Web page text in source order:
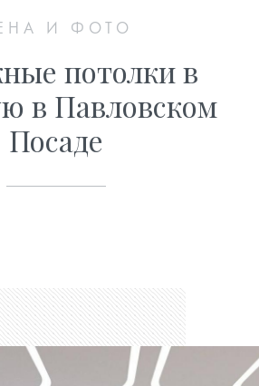
И ФОТО
потолки в
в Павловском
Посаде